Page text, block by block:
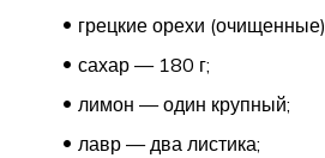
грецкие орехи
сахар — 180 г;
лимон — один крупный;
лавр — два листика;